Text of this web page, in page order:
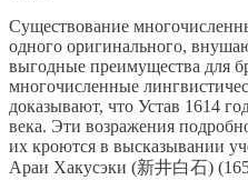
Существование
одного оригинального,
выгодные преимущества для
многочисленные
доказывают, что Устав 1614
века. Эти возражения
их кроются в высказывании
Араи Хакусэки (新井白石)